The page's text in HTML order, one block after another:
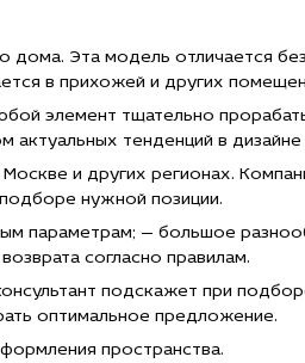
Эта модель отличается
в прихожей и других
элемент тщательно
актуальных тенденций в
и других регионах.
нужной позиции.
параметрам; — большое
согласно правилам.
подскажет при
оптимальное предложение.
пространства.